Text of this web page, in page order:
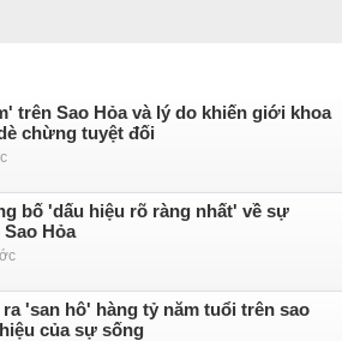
trên Sao Hỏa và lý do khiến giới khoa
chừng tuyệt đối
bố 'dấu hiệu rõ ràng nhất' về sự
Hỏa
ra 'san hô' hàng tỷ năm tuổi trên sao
của sự sống